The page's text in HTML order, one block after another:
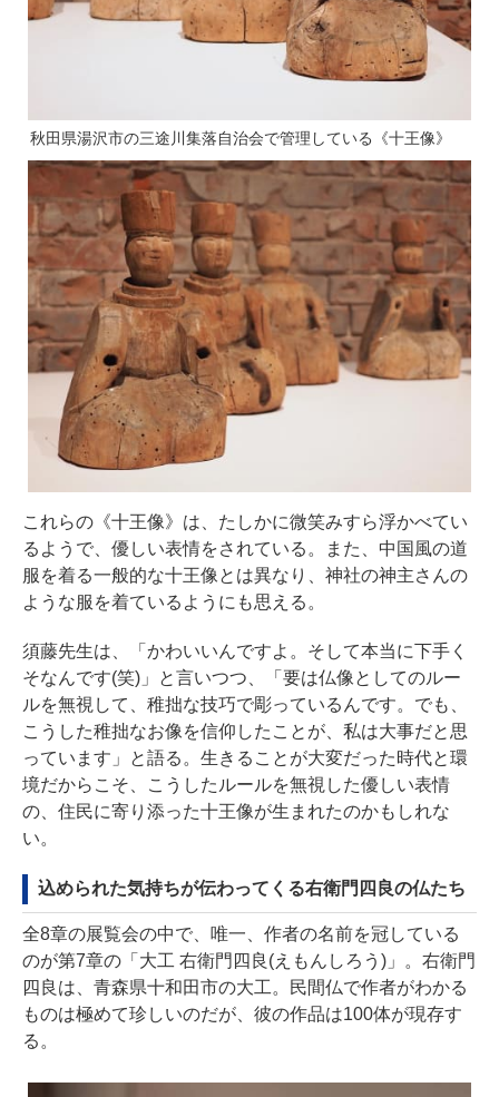
秋田県湯沢市の三途川集落自治会で管理している《十王像》
これらの《十王像》は、たしかに微笑みすら浮かべてい
るようで、優しい表情をされている。また、中国風の道
服を着る一般的な十王像とは異なり、神社の神主さんの
ような服を着ているようにも思える。
須藤先生は、「かわいいんですよ。そして本当に下手く
そなんです(笑)」と言いつつ、「要は仏像としてのルー
ルを無視して、稚拙な技巧で彫っているんです。でも、
こうした稚拙なお像を信仰したことが、私は大事だと思
っています」と語る。生きることが大変だった時代と環
境だからこそ、こうしたルールを無視した優しい表情
の、住民に寄り添った十王像が生まれたのかもしれな
い。
込められた気持ちが伝わってくる右衛門四良の仏たち
全8章の展覧会の中で、唯一、作者の名前を冠している
のが第7章の「大工 右衛門四良(えもんしろう)」。右衛門
四良は、青森県十和田市の大工。民間仏で作者がわかる
ものは極めて珍しいのだが、彼の作品は100体が現存す
る。